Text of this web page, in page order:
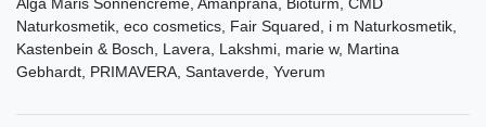
Alga Maris Sonnencreme, Amanprana, Bioturm, CMD
Naturkosmetik, eco cosmetics, Fair Squared, i m Naturkosmetik,
Kastenbein & Bosch, Lavera, Lakshmi, marie w, Martina
Gebhardt, PRIMAVERA, Santaverde, Yverum